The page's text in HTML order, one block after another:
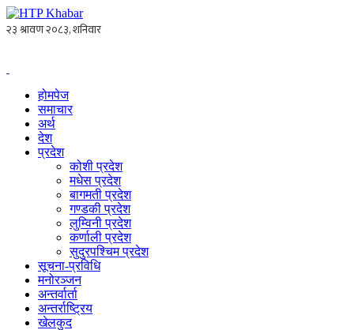
होमपेज
समाचार
अर्थ
देश
प्रदेश
कोशी प्रदेश
मधेस प्रदेश
बागमती प्रदेश
गण्डकी प्रदेश
लुम्विनी प्रदेश
कर्णाली प्रदेश
सुदुरपश्चिम प्रदेश
सूचना-प्रविधि
मनोरञ्जन
अन्तर्वार्ता
अन्तर्राष्ट्रिय
खेलकुद